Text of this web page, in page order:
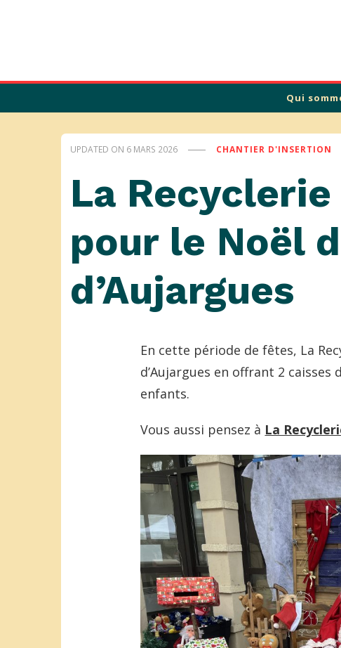
Qui
UPDATED ON 6 MARS 2026 CHANTIER D'INSERTION
La
pour le Noël
d’Aujargues
En cette période de fêtes, La
d’Aujargues en offrant 2
enfants.
Vous aussi pensez à La